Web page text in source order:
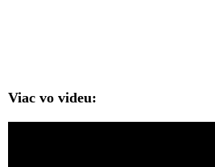
Viac vo videu: